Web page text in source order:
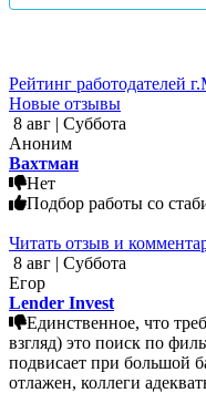
Рейтинг работодателей
Новые отзывы
8 авг | Суббота
Аноним
Вахтман
Нет
Подбор работы со
Читать отзыв и
8 авг | Суббота
Егор
Lender Invest
Единственное, что
взгляд) это поиск по
подвисает при большой
отлажен, коллеги